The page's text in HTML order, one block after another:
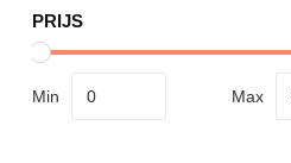
PRIJS
Min Max